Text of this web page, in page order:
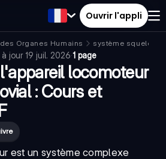
Ouvrir l'appli
Organes Humains
système
à jour19 juil. 2026·1 page
locomoteur
: Cours et
est un système complexe